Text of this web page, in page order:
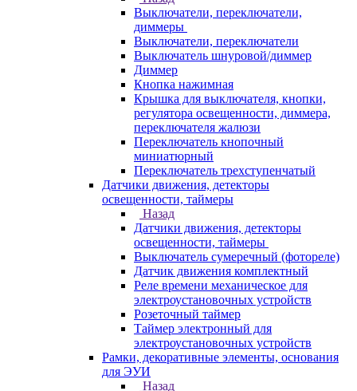
Выключатели, переключатели,
диммеры
Выключатели, переключатели
Выключатель шнуровой/диммер
Диммер
Кнопка нажимная
Крышка для выключателя, кнопки,
регулятора освещенности, диммера,
переключателя жалюзи
Переключатель кнопочный
миниатюрный
Переключатель трехступенчатый
Датчики движения, детекторы
освещенности, таймеры
Назад
Датчики движения, детекторы
освещенности, таймеры
Выключатель сумеречный (фотореле)
Датчик движения комплектный
Реле времени механическое для
электроустановочных устройств
Розеточный таймер
Таймер электронный для
электроустановочных устройств
Рамки, декоративные элементы, основания
для ЭУИ
Назад